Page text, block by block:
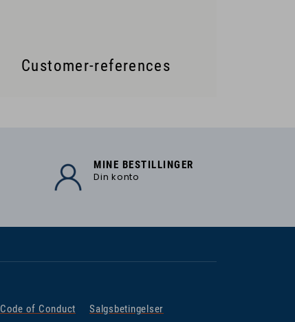
Customer-references
MINE BESTILLINGER
Din konto
Code of Conduct Salgsbetingelser